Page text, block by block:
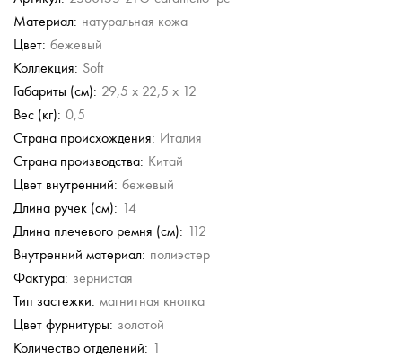
Сумка через плечо
7 790 руб.
15 580 руб.
6 590 руб.
13 180 руб.
Кожаная сумка
9 708 руб.
16 180 руб.
11 100 руб.
18 500 руб.
Материал: натуральная кожа
Цвет: бежевый
Коллекция: Soft
Габариты (см): 29,5 x 22,5 x 12
Вес (кг): 0,5
Страна происхождения: Италия
Страна производства: Китай
Цвет внутренний: бежевый
Длина ручек (см): 14
Длина плечевого ремня (см): 112
Внутренний материал: полиэстер
Фактура: зернистая
Тип застежки: магнитная кнопка
Цвет фурнитуры: золотой
Количество отделений: 1